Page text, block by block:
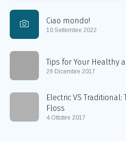
Ciao mondo!
10 Settembre 2022
Tips for Your Healthy
29 Dicembre 2017
Electric VS
Floss
4 Ottobre 2017